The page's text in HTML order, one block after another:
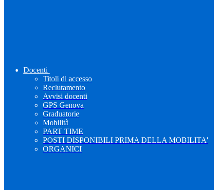
Docenti
Titoli di accesso
Reclutamento
Avvisi docenti
GPS Genova
Graduatorie
Mobilità
PART TIME
POSTI DISPONIBILI PRIMA DELLA MOBILITA'
ORGANICI